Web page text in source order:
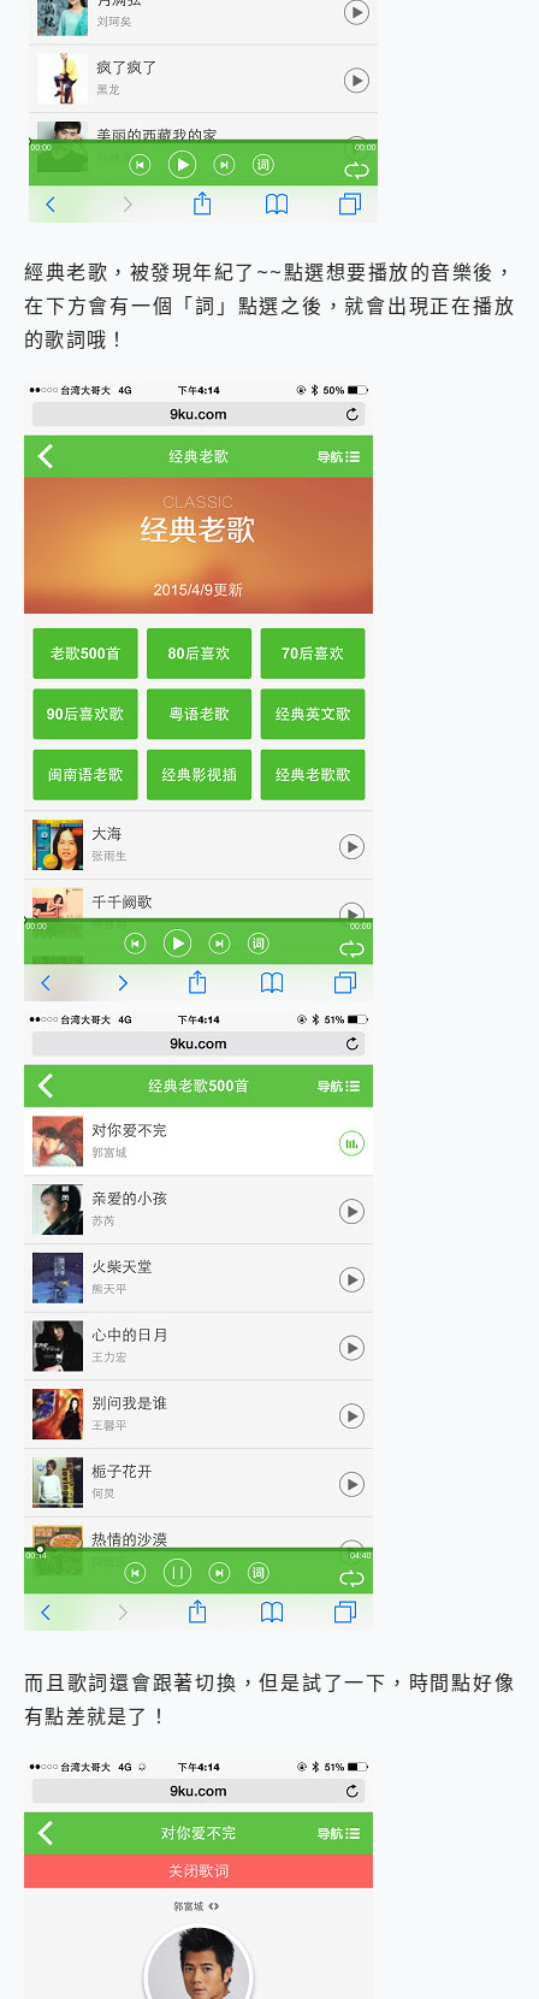
經典老歌，被發現年紀了~~點選想要播放的音樂後，
在下方會有一個「詞」點選之後，就會出現正在播放
的歌詞哦！
而且歌詞還會跟著切換，但是試了一下，時間點好像
有點差就是了！